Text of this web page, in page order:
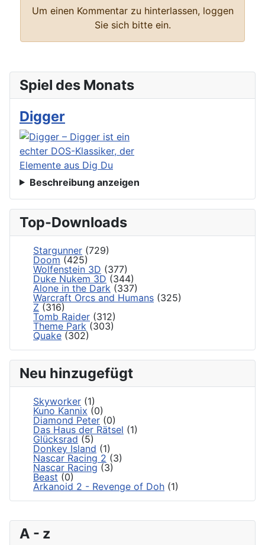
A - z
Um einen Kommentar zu hinterlassen, loggen
Sie sich bitte ein.
Spiel des Monats
Digger
Beschreibung anzeigen
Top-Downloads
Stargunner (729)
Doom (425)
Wolfenstein 3D (377)
Duke Nukem 3D (344)
Alone in the Dark (337)
Warcraft Orcs and Humans (325)
Z (316)
Tomb Raider (312)
Theme Park (303)
Quake (302)
Neu hinzugefügt
Skyworker (1)
Kuno Kannix (0)
Diamond Peter (0)
Das Haus der Rätsel (1)
Glücksrad (5)
Donkey Island (1)
Nascar Racing 2 (3)
Nascar Racing (3)
Beast (0)
Arkanoid 2 - Revenge of Doh (1)